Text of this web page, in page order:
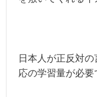
日本人が正反対
応の学習量が必要